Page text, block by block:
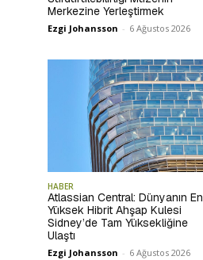
Merkezine Yerleştirmek
Ezgi Johansson - 6 Ağustos 2026
HABER
Atlassian Central: Dünyanın En
Yüksek Hibrit Ahşap Kulesi
Sidney’de Tam Yüksekliğine
Ulaştı
Ezgi Johansson - 6 Ağustos 2026